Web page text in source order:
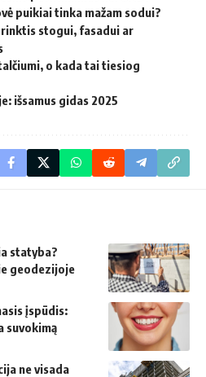
puikiai tinka mažam sodui?
stogui, fasadui ar
o kada tai tiesiog
išsamus gidas 2025
statyba?
geodezijoje
įspūdis:
suvokimą
ne visada